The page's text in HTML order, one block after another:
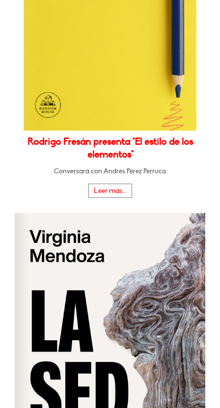
Rodrigo Fresán presenta "El estilo de los
elementos"
Conversará con Andrés Pérez Perruca
Leer más...